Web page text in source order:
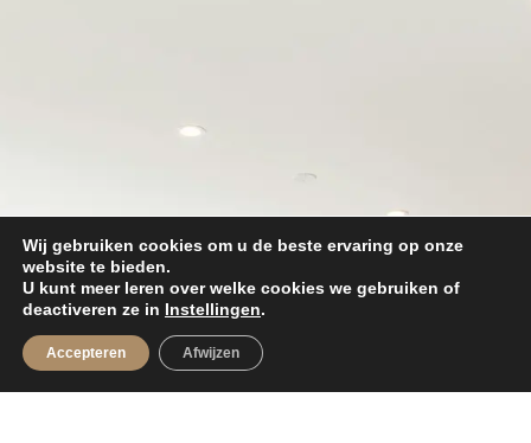
Wij gebruiken cookies om u de beste ervaring op onze
website te bieden.
U kunt meer leren over welke cookies we gebruiken of
deactiveren ze in Instellingen.
Accepteren Afwijzen